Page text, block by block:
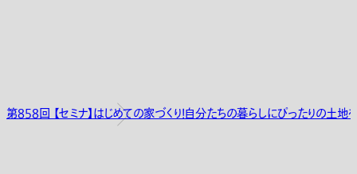
第858回 【セミナ】はじめての家づくり！自分たちの暮らしにぴったりの土